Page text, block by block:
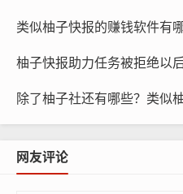
除了柚子社还有哪些？类似
网友评论